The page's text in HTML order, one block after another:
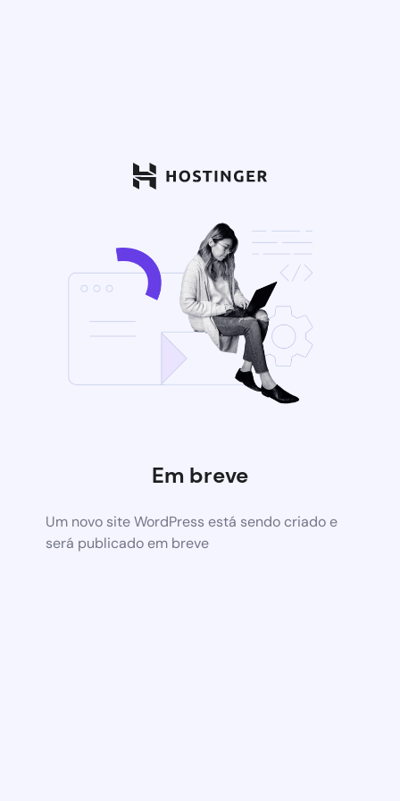
Em breve
Um novo site WordPress está sendo criado e
será publicado em breve